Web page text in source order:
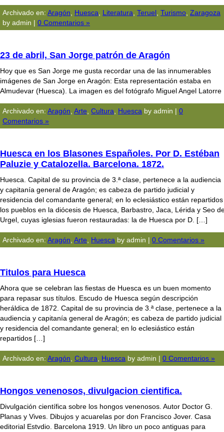
Archivado en: Aragón Huesca Literatura Teruel Turismo Zaragoza
by admin | 0 Comentarios »
23 de abril, San Jorge patrón de Aragón
Hoy que es San Jorge me gusta recordar una de las innumerables
imágenes de San Jorge en Aragón: Esta representación estaba en
Almudevar (Huesca). La imagen es del fotógrafo Miguel Angel Latorre
Archivado en: Aragón Arte Cultura Huesca by admin | 0
Comentarios »
Huesca en los Blasones Españoles. Por D. Estéban
Paluzie y Catalozella. Barcelona. 1872.
Huesca. Capital de su provincia de 3.ª clase, pertenece a la audiencia
y capitaní­a general de Aragón; es cabeza de partido judicial y
residencia del comandante general; en lo eclesiástico están repartidos
los pueblos en la diócesis de Huesca, Barbastro, Jaca, Lérida y Seo
Urgel, cuyas iglesias fueron restauradas: la de Huesca por D. […]
Archivado en: Aragón Arte Huesca by admin | 0 Comentarios »
Titulos para Huesca
Ahora que se celebran las fiestas de Huesca es un buen momento
para repasar sus títulos. Escudo de Huesca según descripción
heráldica de 1872. Capital de su provincia de 3.ª clase, pertenece a la
audiencia y capitanía general de Aragón; es cabeza de partido judicial
y residencia del comandante general; en lo eclesiástico están
repartidos […]
Archivado en: Aragón Cultura Huesca by admin | 0 Comentarios »
Hongos venenosos, divulgacion cientifica.
Divulgación científica sobre los hongos venenosos. Autor Doctor G.
Planas y Vives. Dibujos y acuarelas por don Francisco Jover. Casa
editorial Estvdio. Barcelona 1919. Un libro un poco antiguas para